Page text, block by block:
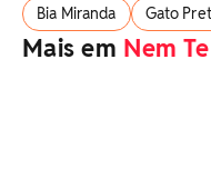
Bia Miranda Gato
Mais em Nem